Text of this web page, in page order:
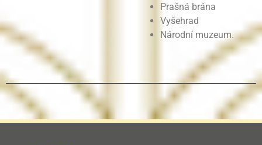
Prašná brána
Vyšehrad
Národní muzeum.